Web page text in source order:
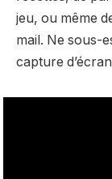
jeu, ou même
mail. Ne sous-
capture